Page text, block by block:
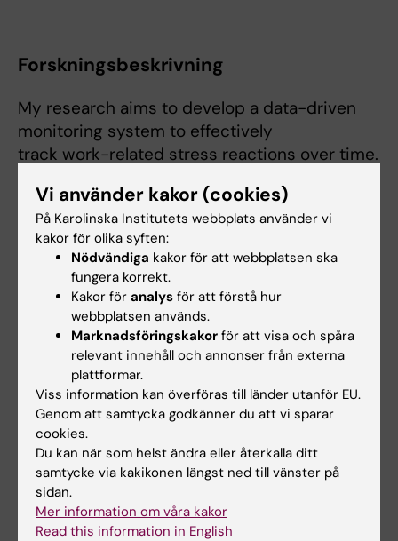
Forskningsbeskrivning
My research aims to develop a data-driven
monitoring system to effectively
track work-related stress reactions over time.
health-care workers is used to model
predictors of long-term stress in
order to detect at-risk individuals.
Various interventions to improve recovery
behaviors are compared using a
factorial design to determine the optimal
system for promoting health. The
combination of predicting at-risk individuals
and developing an
evidence-based intervention aspires to
provide directed, timely, and
effective interventions to prevent long-term
health problems.
Vi använder kakor (cookies)
På Karolinska Institutets webbplats använder vi
kakor för olika syften:
Nödvändiga kakor för att webbplatsen ska
fungera korrekt.
Kakor för analys för att förstå hur
webbplatsen används.
Marknadsföringskakor för att visa och spåra
relevant innehåll och annonser från externa
plattformar.
Viss information kan överföras till länder utanför EU.
Genom att samtycka godkänner du att vi sparar
cookies.
Du kan när som helst ändra eller återkalla ditt
samtycke via kakikonen längst ned till vänster på
sidan.
Mer information om våra kakor
Read this information in English